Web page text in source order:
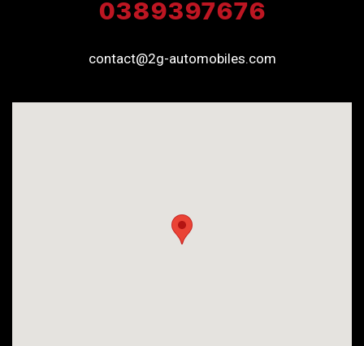
0389397676
contact@2g-automobiles.com